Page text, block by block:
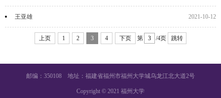
王亚雄 2021-10-12
上页 1 2 3 4 下页 第 /4页 跳转
邮编：350108 地址：福建省福州市福州大学城乌龙江北大道2号
Copyright © 2021 福州大学